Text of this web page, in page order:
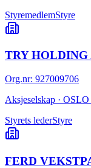
StyremedlemStyre
TRY HOLDING
Org.nr: 927009706
Aksjeselskap ·
Styrets lederStyre
FERD